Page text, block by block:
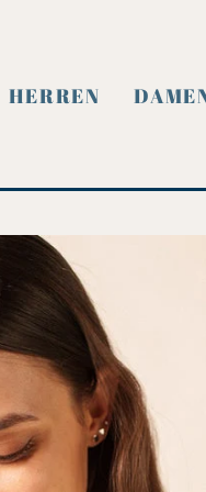
HERREN